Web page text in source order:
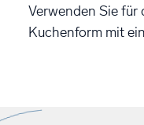
Verwenden Sie für
Kuchenform mit